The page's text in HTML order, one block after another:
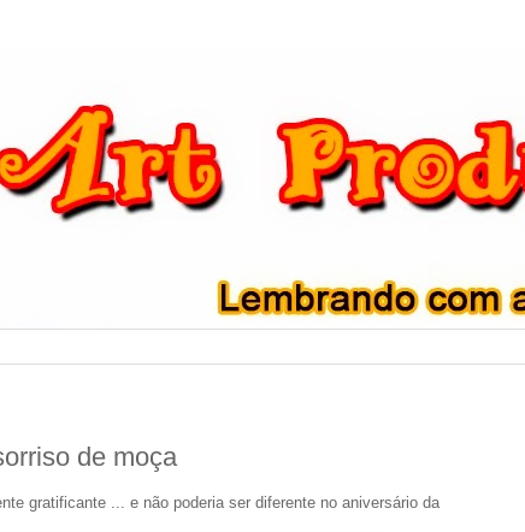
de moça
gratificante ... e não poderia ser diferente no aniversário da